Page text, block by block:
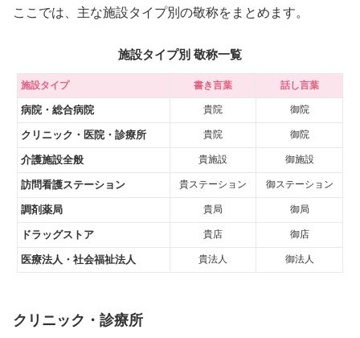
ここでは、主な施設タイプ別の敬称をまとめます。
施設タイプ別 敬称一覧
施設タイプ 書き言葉 話し言葉
病院・総合病院 貴院 御院
クリニック・医院・診療所 貴院 御院
介護施設全般 貴施設 御施設
訪問看護ステーション 貴ステーション 御ステーション
調剤薬局 貴局 御局
ドラッグストア 貴店 御店
医療法人・社会福祉法人 貴法人 御法人
クリニック・診療所